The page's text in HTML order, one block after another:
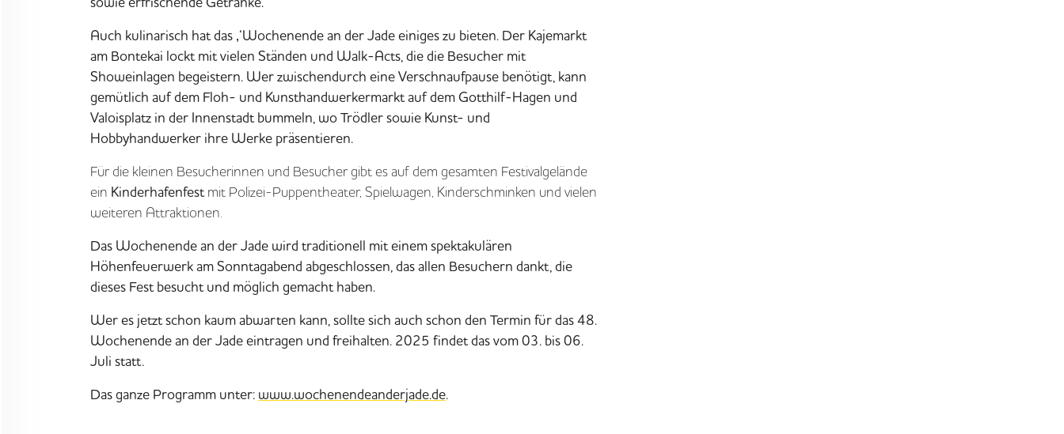
Auch kulinarisch hat das ‚‘Wochenende an der Jade einiges zu bieten. Der Kajemarkt
am Bontekai lockt mit vielen Ständen und Walk-Acts , die die Besucher mit
Showeinlagen begeistern. Wer zwischendurch eine Verschnaufpause benötigt, kann
gemütlich auf dem Floh- und Kunsthandwerkermarktauf dem Gotthilf-Hagen und
Valoisplatz in der Innenstadt bummeln, wo Trödler sowie Kunst- und
Hobbyhandwerker ihre Werke präsentieren.
Für die kleinen Besucherinnen und Besucher gibt es auf dem gesamten Festivalgelände
ein Kinderhafenfestmit Polizei-Puppentheater, Spielwagen, Kinderschminken und vielen
weiteren Attraktionen.
Das Wochenende an der Jade wird traditionell mit einem spektakulären
Höhenfeuerwerkam Sonntagabend abgeschlossen, das allen Besuchern dankt, die
dieses Fest besucht und möglich gemacht haben.
Wer es jetzt schon kaum abwarten kann, sollte sich auch schon den Termin für das 48.
Wochenende an der Jade eintragen und freihalten. 2025 findet das vom03. bis 06.
Juli statt.
Das ganze Programm unter: www.wochenendeanderjade.de.